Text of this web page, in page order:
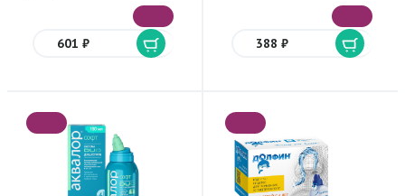
601 ₽ 388 ₽